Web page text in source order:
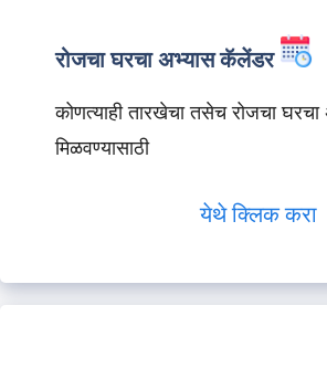
रोजचा घरचा अभ्यास कॅलेंडर
कोणत्याही तारखेचा तसेच रोजचा
मिळवण्यासाठी
येथे क्लिक करा